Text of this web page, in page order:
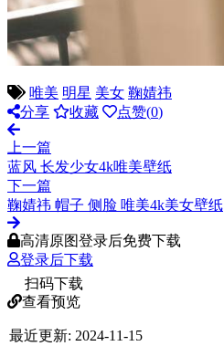
唯美 明星 美女 鞠婧祎
分享
收藏 点赞(0)
上一篇
蓝风 长发少女4k唯美壁纸
下一篇
鞠婧祎 帽子 侧脸 唯美4k美女壁纸
高清原图登录后免费下载
登录后下载
扫码下载
查看预览
最近更新: 2024-11-15